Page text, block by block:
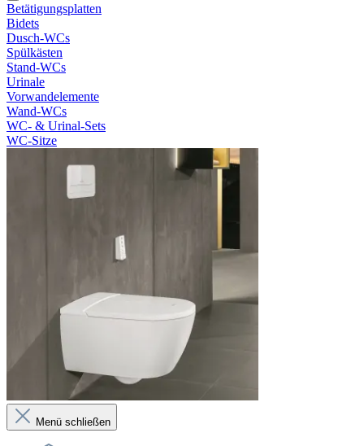
Betätigungsplatten
Bidets
Dusch-WCs
Spülkästen
Stand-WCs
Urinale
Vorwandelemente
Wand-WCs
WC- & Urinal-Sets
WC-Sitze
Menü schließen